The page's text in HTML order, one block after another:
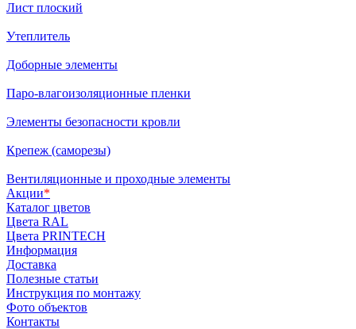
Лист плоский
Утеплитель
Доборные элементы
Паро-влагоизоляционные пленки
Элементы безопасности кровли
Крепеж (саморезы)
Вентиляционные и проходные элементы
Акции*
Каталог цветов
Цвета RAL
Цвета PRINTECH
Информация
Доставка
Полезные статьи
Инструкция по монтажу
Фото объектов
Контакты